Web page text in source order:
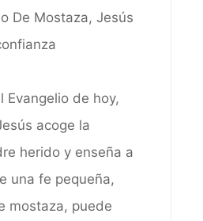
De Mostaza, Jesús
Evangelio de hoy,
acoge la
herido y enseña a
una fe pequeña,
mostaza, puede